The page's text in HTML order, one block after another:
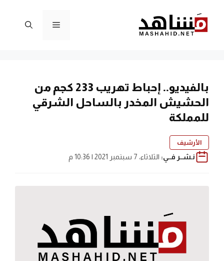
المحتوى
القائمة
بالفيديو.. إحباط تهريب 233 كجم من
الحشيش المخدر بالساحل الشرقي
للمملكة
الأرشيف
نـشــر فــي: الثلاثاء، 7 سبتمبر 2021 | 10:36 م